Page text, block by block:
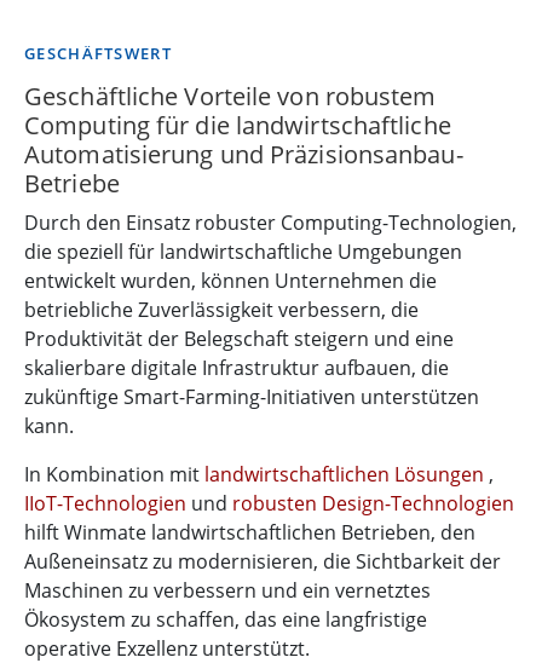
GESCHÄFTSWERT
Geschäftliche Vorteile von robustem
Computing für die landwirtschaftliche
Automatisierung und Präzisionsanbau-
Betriebe
Durch den Einsatz robuster Computing-Technologien,
die speziell für landwirtschaftliche Umgebungen
entwickelt wurden, können Unternehmen die
betriebliche Zuverlässigkeit verbessern, die
Produktivität der Belegschaft steigern und eine
skalierbare digitale Infrastruktur aufbauen, die
zukünftige Smart-Farming-Initiativen unterstützen
kann.
In Kombination mit landwirtschaftlichen Lösungen ,
IIoT-Technologien und robusten Design-Technologien
hilft Winmate landwirtschaftlichen Betrieben, den
Außeneinsatz zu modernisieren, die Sichtbarkeit der
Maschinen zu verbessern und ein vernetztes
Ökosystem zu schaffen, das eine langfristige
operative Exzellenz unterstützt.